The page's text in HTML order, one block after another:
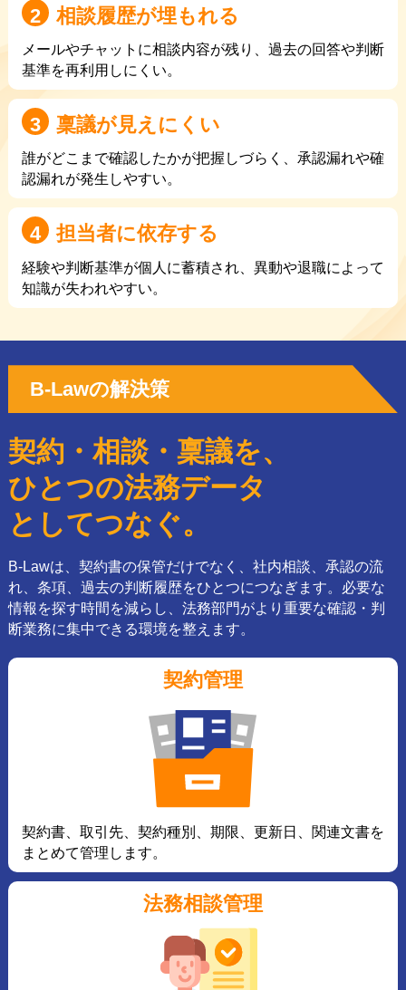
2 相談履歴が埋もれる
メールやチャットに相談内容が残り、過去の回答や判断
基準を再利用しにくい。
3 稟議が見えにくい
誰がどこまで確認したかが把握しづらく、承認漏れや確
認漏れが発生しやすい。
4 担当者に依存する
経験や判断基準が個人に蓄積され、異動や退職によって
知識が失われやすい。
B-Lawの解決策
契約・相談・稟議を、
ひとつの法務データ
としてつなぐ。
B-Lawは、契約書の保管だけでなく、社内相談、承認の流
れ、条項、過去の判断履歴をひとつにつなぎます。必要な
情報を探す時間を減らし、法務部門がより重要な確認・判
断業務に集中できる環境を整えます。
契約管理
契約書、取引先、契約種別、期限、更新日、関連文書を
まとめて管理します。
法務相談管理